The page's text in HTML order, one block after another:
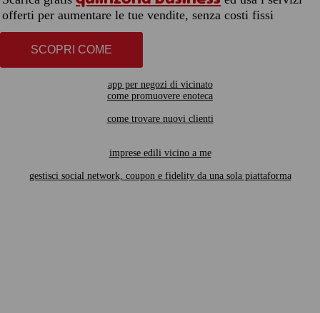
offerti per aumentare le tue vendite, senza costi fissi
SCOPRI COME
app per negozi di vicinato
come promuovere enoteca
come trovare nuovi clienti
imprese edili vicino a me
gestisci social network, coupon e fidelity da una sola piattaforma